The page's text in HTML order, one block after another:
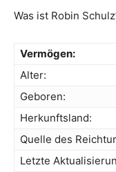
Was ist Robin
Vermögen:
Alter:
Geboren:
Herkunftsland:
Quelle des
Letzte